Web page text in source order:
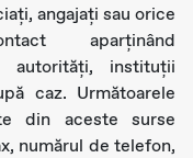
angajați sau orice
aparținând
autorități, instituții
caz. Următoarele
din aceste surse
numărul de telefon,